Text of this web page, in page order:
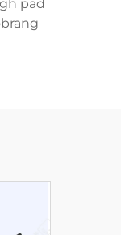
pad